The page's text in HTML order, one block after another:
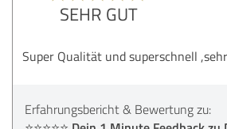
SEHR GUT
Super Qualität und superschnell
Erfahrungsbericht & Bewertung zu: